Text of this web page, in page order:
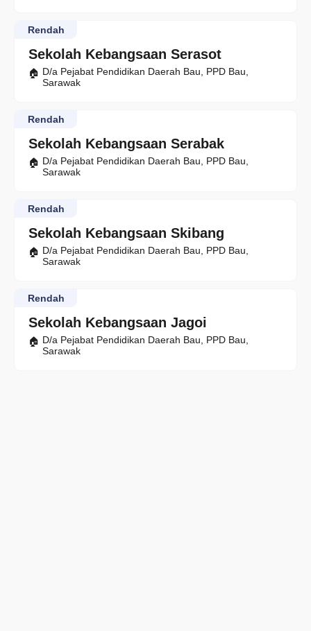
Sekolah Kebangsaan Serasot
Rendah
D/a Pejabat Pendidikan Daerah Bau, PPD Bau,
Sarawak
Sekolah Kebangsaan Serabak
Rendah
D/a Pejabat Pendidikan Daerah Bau, PPD Bau,
Sarawak
Sekolah Kebangsaan Skibang
Rendah
D/a Pejabat Pendidikan Daerah Bau, PPD Bau,
Sarawak
Sekolah Kebangsaan Jagoi
Rendah
D/a Pejabat Pendidikan Daerah Bau, PPD Bau,
Sarawak